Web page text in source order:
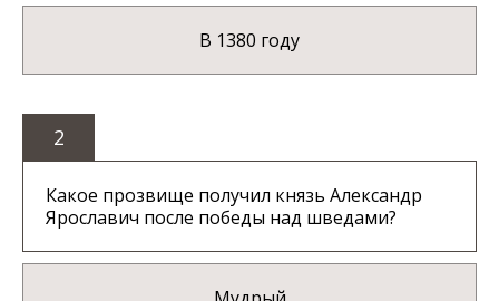
В 1380 году
2
Какое прозвище получил князь Александр
Ярославич после победы над шведами?